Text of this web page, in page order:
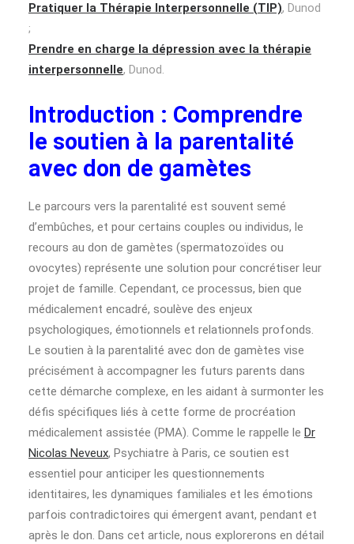
Pratiquer la Thérapie Interpersonnelle (TIP), Dunod
;
Prendre en charge la dépression avec la thérapie
interpersonnelle, Dunod.
Introduction : Comprendre
le soutien à la parentalité
avec don de gamètes
Le parcours vers la parentalité est souvent semé
d’embûches, et pour certains couples ou individus, le
recours au don de gamètes (spermatozoïdes ou
ovocytes) représente une solution pour concrétiser leur
projet de famille. Cependant, ce processus, bien que
médicalement encadré, soulève des enjeux
psychologiques, émotionnels et relationnels profonds.
Le soutien à la parentalité avec don de gamètes vise
précisément à accompagner les futurs parents dans
cette démarche complexe, en les aidant à surmonter les
défis spécifiques liés à cette forme de procréation
médicalement assistée (PMA). Comme le rappelle le Dr
Nicolas Neveux, Psychiatre à Paris, ce soutien est
essentiel pour anticiper les questionnements
identitaires, les dynamiques familiales et les émotions
parfois contradictoires qui émergent avant, pendant et
après le don. Dans cet article, nous explorerons en détail